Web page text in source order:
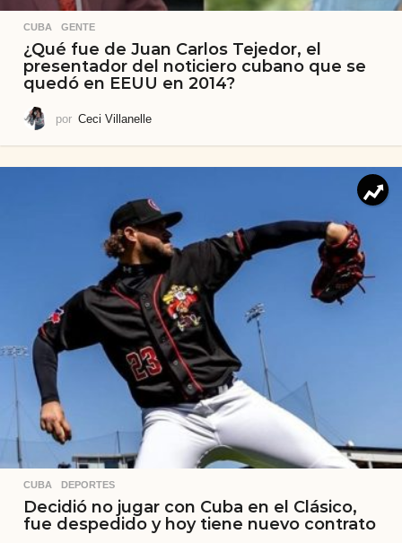
CUBA ,GENTE
¿Qué fue de Juan Carlos Tejedor, el
presentador del noticiero cubano que se
quedó en EEUU en 2014?
por Ceci Villanelle
CUBA ,DEPORTES
Decidió no jugar con Cuba en el Clásico,
fue despedido y hoy tiene nuevo contrato